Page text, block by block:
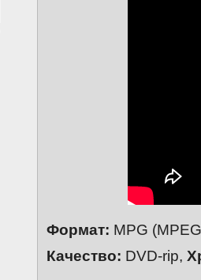
Формат: MPG
Качество: DVD-rip,